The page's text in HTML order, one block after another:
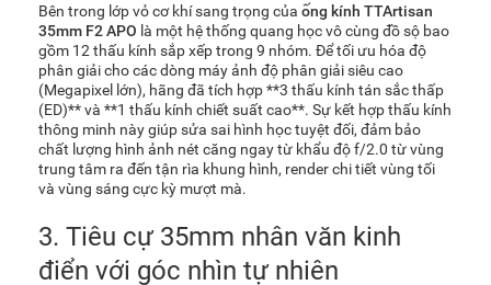
Bên trong lớp vỏ cơ khí sang trọng của ống kính TTArtisan
35mm F2 APO là một hệ thống quang học vô cùng đồ sộ bao
gồm 12 thấu kính sắp xếp trong 9 nhóm. Để tối ưu hóa độ
phân giải cho các dòng máy ảnh độ phân giải siêu cao
(Megapixel lớn), hãng đã tích hợp **3 thấu kính tán sắc thấp
(ED)** và **1 thấu kính chiết suất cao**. Sự kết hợp thấu kính
thông minh này giúp sửa sai hình học tuyệt đối, đảm bảo
chất lượng hình ảnh nét căng ngay từ khẩu độ f/2.0 từ vùng
trung tâm ra đến tận rìa khung hình, render chi tiết vùng tối
và vùng sáng cực kỳ mượt mà.
3. Tiêu cự 35mm nhân văn kinh
điển với góc nhìn tự nhiên